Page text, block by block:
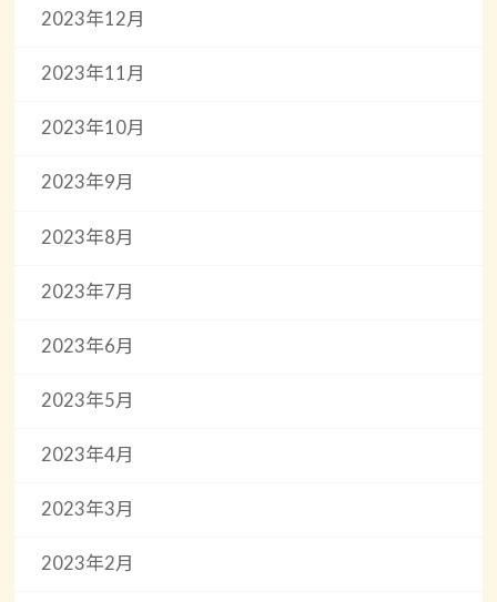
2023年12月
2023年11月
2023年10月
2023年9月
2023年8月
2023年7月
2023年6月
2023年5月
2023年4月
2023年3月
2023年2月